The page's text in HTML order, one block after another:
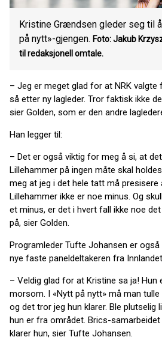
Kristine Grændsen gleder seg til
på nytt»-gjengen. Foto: Jakub
til redaksjonell omtale.
– Jeg er meget glad for at NRK valgte
så etter ny lagleder. Tror faktisk ikke
sier Golden, som er den andre
Han legger til:
– Det er også viktig for meg å si, at
Lillehammer på ingen måte skal
meg at jeg i det hele tatt må
Lillehammer ikke er noe minus. Og
et minus, er det i hvert fall ikke noe
på, sier Golden.
Programleder Tufte Johansen er
nye faste paneldeltakeren fra
– Veldig glad for at Kristine sa ja! Hun
morsom. I «Nytt på nytt» må man
og det tror jeg hun klarer. Ble plutselig
hun er fra området. Brics-
klarer hun, sier Tufte Johansen.